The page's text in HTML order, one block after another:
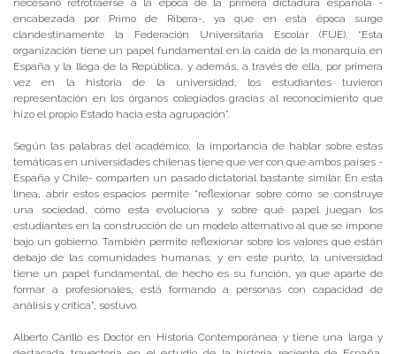
necesario retrotraerse a la época de la primera dictadura española -
encabezada por Primo de Ribera-, ya que en esta época surge
clandestinamente la Federación Universitaria Escolar (FUE). “Esta
organización tiene un papel fundamental en la caída de la monarquía en
España y la llega de la República, y además, a través de ella, por primera
vez en la historia de la universidad, los estudiantes tuvieron
representación en los órganos colegiados gracias al reconocimiento que
hizo el propio Estado hacia esta agrupación”.
Según las palabras del académico, la importancia de hablar sobre estas
temáticas en universidades chilenas tiene que ver con que ambos países -
España y Chile- comparten un pasado dictatorial bastante similar. En esta
línea, abrir estos espacios permite “reflexionar sobre cómo se construye
una sociedad, cómo esta evoluciona y sobre qué papel juegan los
estudiantes en la construcción de un modelo alternativo al que se impone
bajo un gobierno. También permite reflexionar sobre los valores que están
debajo de las comunidades humanas, y en este punto, la universidad
tiene un papel fundamental, de hecho es su función, ya que aparte de
formar a profesionales, está formando a personas con capacidad de
análisis y crítica”, sostuvo.
Alberto Carillo es Doctor en Historia Contemporánea y tiene una larga y